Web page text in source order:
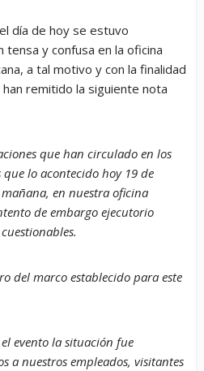
día de hoy se estuvo
y confusa en la oficina
a tal motivo y con la finalidad
remitido la siguiente nota
que han circulado en los
lo acontecido hoy 19 de
en nuestra oficina
de embargo ejecutorio
del marco establecido para este
evento la situación fue
a nuestros empleados, visitantes